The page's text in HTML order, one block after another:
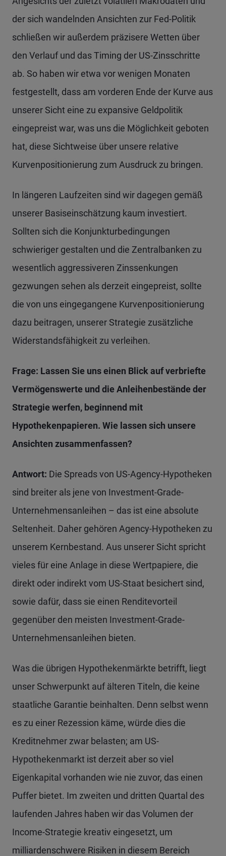
der sich wandelnden Ansichten zur Fed-Politik
schließen wir außerdem präzisere Wetten über
den Verlauf und das Timing der US-Zinsschritte
ab. So haben wir etwa vor wenigen Monaten
festgestellt, dass am vorderen Ende der Kurve aus
unserer Sicht eine zu expansive Geldpolitik
eingepreist war, was uns die Möglichkeit geboten
hat, diese Sichtweise über unsere relative
Kurvenpositionierung zum Ausdruck zu bringen.
In längeren Laufzeiten sind wir dagegen gemäß
unserer Basiseinschätzung kaum investiert.
Sollten sich die Konjunkturbedingungen
schwieriger gestalten und die Zentralbanken zu
wesentlich aggressiveren Zinssenkungen
gezwungen sehen als derzeit eingepreist, sollte
die von uns eingegangene Kurvenpositionierung
dazu beitragen, unserer Strategie zusätzliche
Widerstandsfähigkeit zu verleihen.
Frage: Lassen Sie uns einen Blick auf verbriefte
Vermögenswerte und die Anleihenbeständeder
Strategie werfen, beginnend mit
Hypothekenpapieren. Wie lassen sich unsere
Ansichten zusammenfassen?
Antwort: Die Spreads von US-Agency-Hypotheken
sind breiter als jene von Investment-Grade-
Unternehmensanleihen – das ist eine absolute
Seltenheit. Daher gehören Agency-Hypotheken zu
unserem Kernbestand. Aus unserer Sicht spricht
vieles für eine Anlage in diese Wertpapiere, die
direkt oder indirekt vom US-Staat besichert sind,
sowie dafür, dass sie einen Renditevorteil
gegenüber den meisten Investment-Grade-
Unternehmensanleihen bieten.
Was die übrigen Hypothekenmärkte betrifft, liegt
unser Schwerpunkt auf älteren Titeln, die keine
staatliche Garantie beinhalten. Denn selbst wenn
es zu einer Rezession käme, würde dies die
Kreditnehmer zwar belasten; am US-
Hypothekenmarkt ist derzeit aber so viel
Eigenkapital vorhanden wie nie zuvor, das einen
Puffer bietet. Im zweiten und dritten Quartal des
laufenden Jahres haben wir das Volumen der
Income-Strategie kreativ eingesetzt, um
milliardenschwere Risiken in diesem Bereich